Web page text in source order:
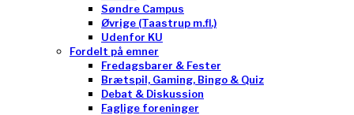
Søndre Campus
Øvrige (Taastrup m.fl.)
Udenfor KU
Fordelt på emner
Fredagsbarer & Fester
Brætspil, Gaming, Bingo & Quiz
Debat & Diskussion
Faglige foreninger